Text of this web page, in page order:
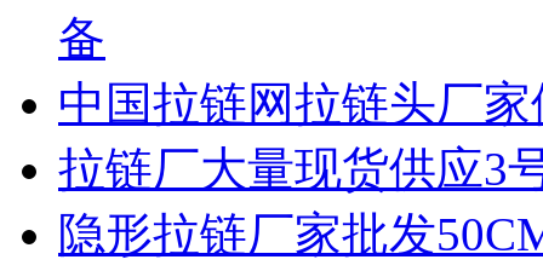
备
中国拉链网拉链头厂
拉链厂大量现货供应3
隐形拉链厂家批发